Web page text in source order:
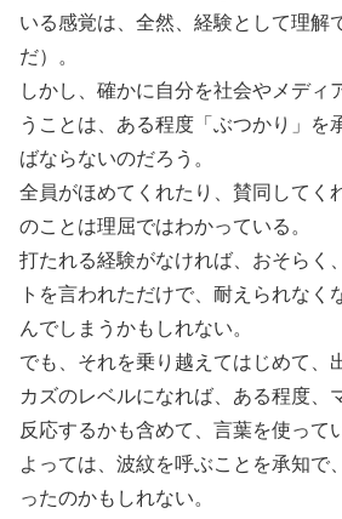
いる感覚は、全然、経験として理解
だ）。
しかし、確かに自分を社会やメディ
うことは、ある程度「ぶつかり」を
ばならないのだろう。
全員がほめてくれたり、賛同してく
のことは理屈ではわかっている。
打たれる経験がなければ、おそらく
トを言われただけで、耐えられなく
んでしまうかもしれない。
でも、それを乗り越えてはじめて、
カズのレベルになれば、ある程度、
反応するかも含めて、言葉を使って
よっては、波紋を呼ぶことを承知で
ったのかもしれない。